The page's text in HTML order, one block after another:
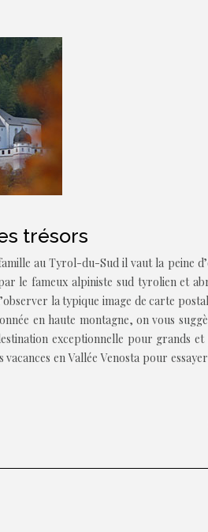
trésors
au Tyrol-du-Sud il vaut la peine
le fameux alpiniste sud tyrolien et
la typique image de carte
en haute montagne, on vous
exceptionnelle pour grands
en Vallée Venosta pour